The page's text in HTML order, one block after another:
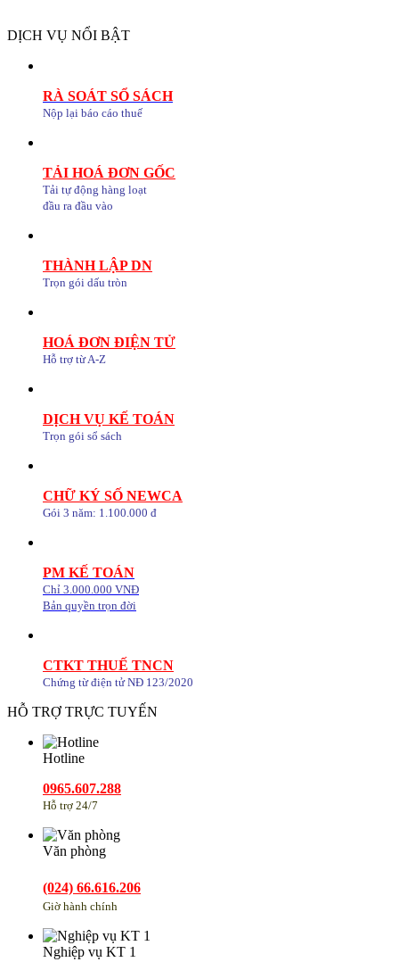
DỊCH VỤ NỔI BẬT
RÀ SOÁT SỔ SÁCH
Nộp lại báo cáo thuế
TẢI HOÁ ĐƠN GỐC
Tải tự động hàng loạt
đầu ra đầu vào
THÀNH LẬP DN
Trọn gói dấu tròn
HOÁ ĐƠN ĐIỆN TỬ
Hỗ trợ từ A-Z
DỊCH VỤ KẾ TOÁN
Trọn gói sổ sách
CHỮ KÝ SỐ NEWCA
Gói 3 năm: 1.100.000 đ
PM KẾ TOÁN
Chỉ 3.000.000 VNĐ
Bản quyền trọn đời
CTKT THUẾ TNCN
Chứng từ điện tử NĐ 123/2020
HỖ TRỢ TRỰC TUYẾN
Hotline
0965.607.288
Hỗ trợ 24/7
Văn phòng
(024) 66.616.206
Giờ hành chính
Nghiệp vụ KT 1